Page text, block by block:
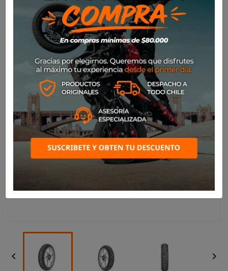
 